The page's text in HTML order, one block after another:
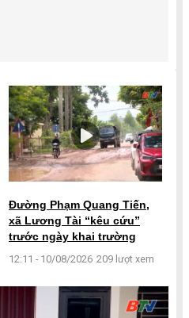
Đường Phạm Quang Tiến,
xã Lương Tài “kêu cứu”
trước ngày khai trường
12:11 - 10/08/2026 209 lượt xem